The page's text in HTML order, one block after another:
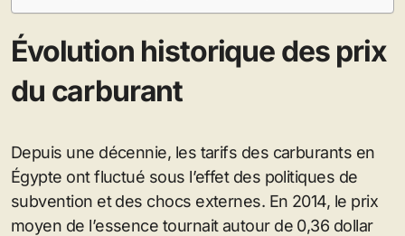
Évolution historique des prix
du carburant
Depuis une décennie, les tarifs des carburants en
Égypte ont fluctué sous l’effet des politiques de
subvention et des chocs externes. En 2014, le prix
moyen de l’essence tournait autour de 0,36 dollar